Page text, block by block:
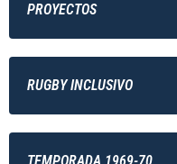
PROYECTOS
RUGBY INCLUSIVO